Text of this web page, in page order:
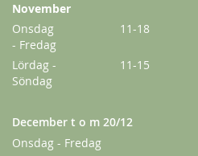
November
Onsdag
- Fredag
11-18
Lördag -
Söndag
11-15
December t o m 20/12
Onsdag - Fredag